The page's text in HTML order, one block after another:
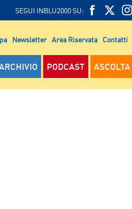
SEGUI INBLU2000 SU:
Newsletter Area Riservata Contatti
PODCAST